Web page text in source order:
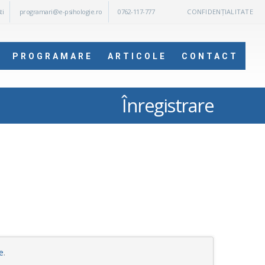
programari@e-psihologie.ro 0762-117-777 CONFIDENȚIALITATE
PROGRAMARE ARTICOLE CONTACT
Înregistrare
.